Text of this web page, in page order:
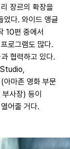
장르의 확장을
었다. 와이드 앵글
10편 중에서
로그램도 많다.
협력하고 있다.
아마존 영화 부문
사장) 등이
어줄 거다.